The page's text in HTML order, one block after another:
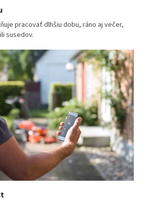
pracovať dlhšiu dobu, ráno aj večer,
susedov.